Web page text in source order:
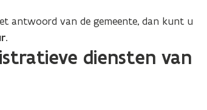
antwoord van de gemeente, dan kunt u
.
diensten van